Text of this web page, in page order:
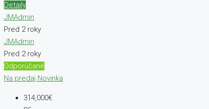
Detaily
JMAdmin
Pred 2 roky
JMAdmin
Pred 2 roky
Odporúčané
Na predaj Novinka
314,000€